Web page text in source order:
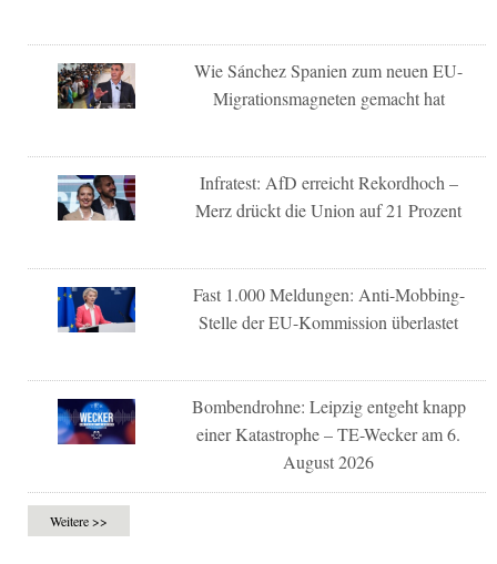
Wie Sánchez Spanien zum neuen EU-
Migrationsmagneten gemacht hat
Infratest: AfD erreicht Rekordhoch –
Merz drückt die Union auf 21 Prozent
Fast 1.000 Meldungen: Anti-Mobbing-
Stelle der EU-Kommission überlastet
Bombendrohne: Leipzig entgeht knapp
einer Katastrophe – TE-Wecker am 6.
August 2026
Weitere >>